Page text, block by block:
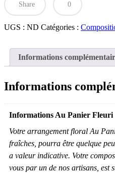
Share 0
UGS : ND Catégories :
Informations
Informations
Informations Au Panier Fleuri
Votre arrangement floral Au
fraîches, pourra être quelque
a valeur indicative. Votre
vous par un de nos artisans, est